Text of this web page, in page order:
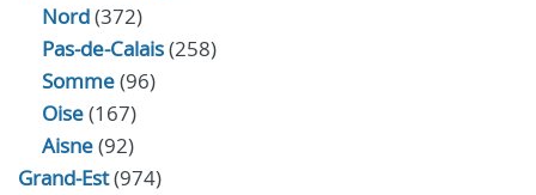
Nord(372)
Pas-de-Calais(258)
Somme(96)
Oise(167)
Aisne(92)
Grand-Est(974)